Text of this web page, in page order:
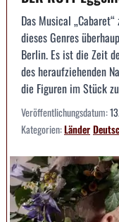
Das Musical
dieses Genres
Berlin. Es ist die Zeit
des heraufziehenden
die Figuren im Stück
Veröffentlichungsdatum:
Kategorien:Länder